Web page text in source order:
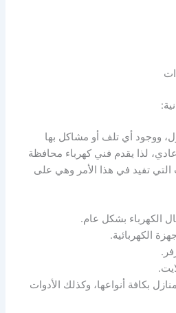
ووجود أي تلف أو مشاكل بها
لذا يقدم فني كهرباء محافظة
التي تفيد في هذا الأمر وهي على
الكهرباء بشكل عام.
الكهربائية.
بكافة أنواعها، وكذلك الأدوات